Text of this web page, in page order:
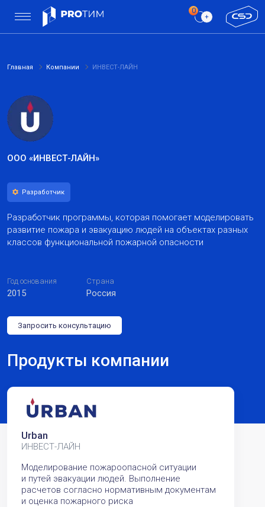
Главная Компании ИНВЕСТ-ЛАЙН
ООО «ИНВЕСТ-ЛАЙН»
Разработчик
Разработчик программы, которая помогает моделировать
развитие пожара и эвакуацию людей на объектах разных
классов функциональной пожарной опасности
Год основания
2015
Страна
Россия
Запросить консультацию
Продукты компании
Urban
ИНВЕСТ-ЛАЙН
Моделирование пожароопасной ситуации
и путей эвакуации людей. Выполнение
расчетов согласно нормативным документам
и оценка пожарного риска